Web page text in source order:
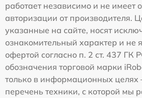
работает независимо и не имеет
авторизации от производителя.
указанные на сайте, носят
ознакомительный характер и не
офертой согласно п. 2 ст. 437 ГК
обозначения торговой марки
только в информационных целях
перечень техники, с которой мы